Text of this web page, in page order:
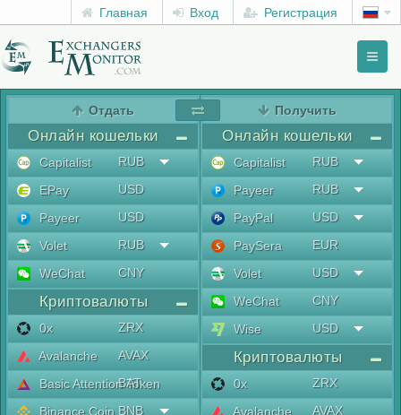
Главная Вход Регистрация
Отдать
Онлайн кошельки
Capitalist
RUB
EPay
USD
Payeer
USD
Volet
RUB
WeChat
CNY
Криптовалюты
0x
ZRX
Avalanche
AVAX
Basic Attention Token
BAT
Binance Coin BNB
Получить
Онлайн кошельки
Capitalist
RUB
Payeer
RUB
PayPal
USD
PaySera
EUR
Volet
USD
WeChat
CNY
Wise
USD
Криптовалюты
0x
ZRX
Avalanche
AVAX